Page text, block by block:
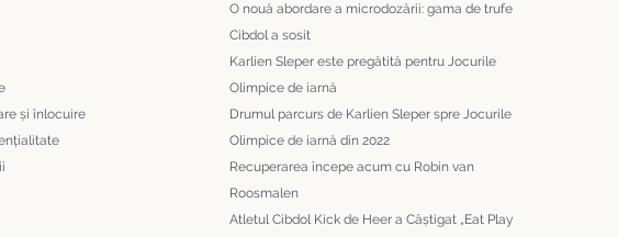
și înlocuire
O nouă abordare a microdozării: gama de trufe
Cibdol a sosit
Karlien Sleper este pregătită pentru Jocurile
Olimpice de iarnă
Drumul parcurs de Karlien Sleper spre Jocurile
Olimpice de iarnă din 2022
Recuperarea începe acum cu Robin van
Roosmalen
Atletul Cibdol Kick de Heer a Câștigat „Eat Play